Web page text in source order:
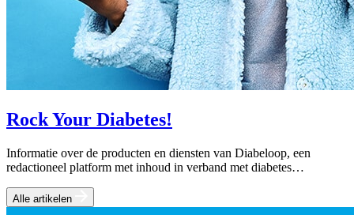
Rock Your Diabetes!
Informatie over de producten en diensten van Diabeloop, een
redactioneel platform met inhoud in verband met diabetes…
Alle artikelen